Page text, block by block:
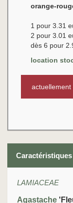
orange-
1 pour 3.31
2 pour 3.01
dès 6 pour
location
actuellement
Caractéristiques
LAMIACEAE
Agastache